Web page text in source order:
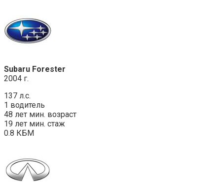
Subaru Forester
2004 г.
137 л.с.
1 водитель
48 лет мин. возраст
19 лет мин. стаж
0.8 КБМ